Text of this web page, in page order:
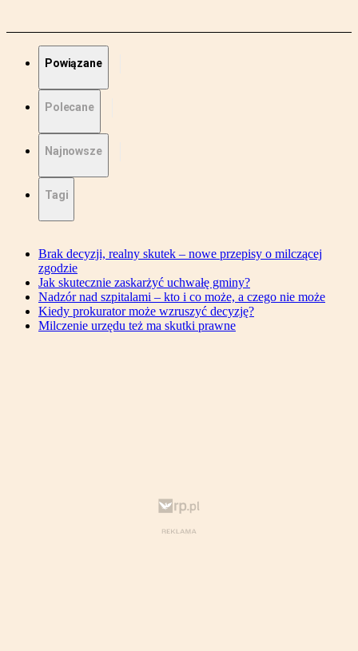
Powiązane
Polecane
Najnowsze
Tagi
Brak decyzji, realny skutek – nowe przepisy o milczącej
zgodzie
Jak skutecznie zaskarżyć uchwałę gminy?
Nadzór nad szpitalami – kto i co może, a czego nie może
Kiedy prokurator może wzruszyć decyzję?
Milczenie urzędu też ma skutki prawne